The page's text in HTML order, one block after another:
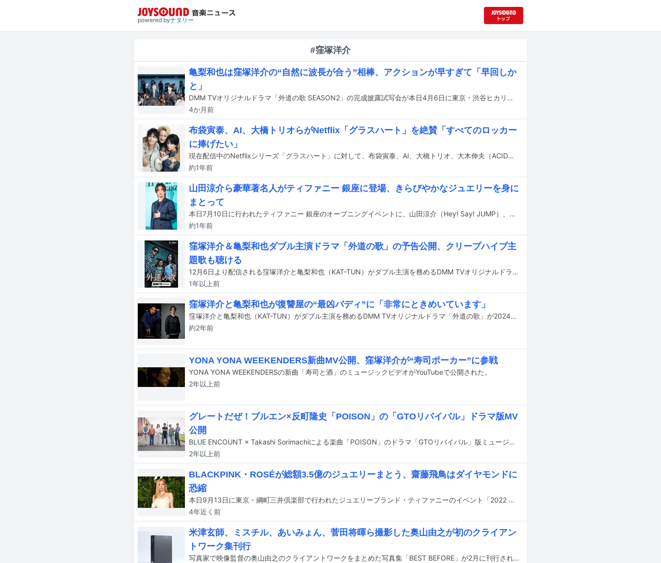
powered byナタリー
#窪塚洋介
亀梨和也は窪塚洋介の“自然に波長が合う”相棒、アクションが早すぎて「早回しか
と」
DMM TVオリジナルドラマ「外道の歌 SEASON2」の完成披露試写会が本日4月6日に東京・渋谷ヒカリエホールAで行われ、主演の窪塚洋介と亀梨和也、キャストの南沙良、森崎ウィン、馬場ふみか、溝端淳平、あの、監督の白石晃士が登壇した。
4か月前
布袋寅泰、AI、大橋トリオらがNetflix「グラスハート」を絶賛「すべてのロッカー
に捧げたい」
現在配信中のNetflixシリーズ「グラスハート」に対して、布袋寅泰、AI、大橋トリオ、大木伸夫（ACIDMAN）、窪塚洋介、金子ノブアキのコメントが到着した。
約1年前
山田涼介ら豪華著名人がティファニー 銀座に登場、きらびやかなジュエリーを身に
まとって
本日7月10日に行われたティファニー 銀座のオープニングイベントに、山田涼介（Hey! Say! JUMP）、和田唱（TRICERATOPS）、上原ひろみらが登壇した。
約1年前
窪塚洋介＆亀梨和也ダブル主演ドラマ「外道の歌」の予告公開、クリープハイプ主
題歌も聴ける
12月6日より配信される窪塚洋介と亀梨和也（KAT-TUN）がダブル主演を務めるDMM TVオリジナルドラマ「外道の歌」の予告編がYouTubeで公開された。
1年以上前
窪塚洋介と亀梨和也が復讐屋の“最凶バディ”に「非常にときめいています」
窪塚洋介と亀梨和也（KAT-TUN）がダブル主演を務めるDMM TVオリジナルドラマ「外道の歌」が2024年冬に配信される。
約2年前
YONA YONA WEEKENDERS新曲MV公開、窪塚洋介が“寿司ポーカー”に参戦
YONA YONA WEEKENDERSの新曲「寿司と酒」のミュージックビデオがYouTubeで公開された。
2年以上前
グレートだぜ！ブルエン×反町隆史「POISON」の「GTOリバイバル」ドラマ版MV
公開
BLUE ENCOUNT × Takashi Sorimachiによる楽曲「POISON」のドラマ「GTOリバイバル」版ミュージックビデオがYouTubeで公開された。
2年以上前
BLACKPINK・ROSÉが総額3.5億のジュエリーまとう、齋藤飛鳥はダイヤモンドに
恐縮
本日9月13日に東京・綱町三井倶楽部で行われたジュエリーブランド・ティファニーのイベント「2022 ブルーブック『ボタニカ』ハイジュエリーイベント ガラ」にROSÉ（BLACKPINK）と齋藤飛鳥（乃木坂46）が登場した。
4年近く 前
米津玄師、ミスチル、あいみょん、菅田将暉ら撮影した奥山由之が初のクライアン
トワーク集刊行
写真家で映像監督の奥山由之のクライアントワークをまとめた写真集「BEST BEFORE」が2月に刊行される。